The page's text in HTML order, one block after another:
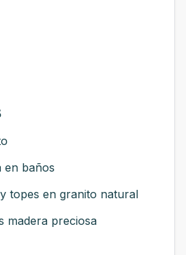
en baños
topes en granito natural
madera preciosa